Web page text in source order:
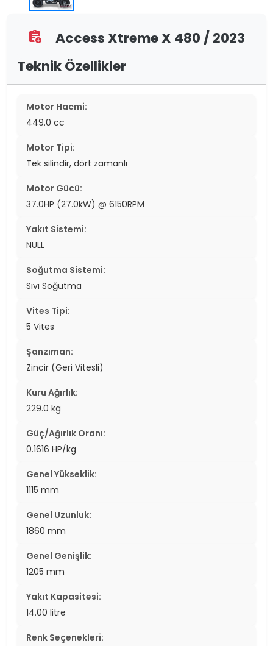
assignment_add
Access Xtreme X 480 / 2023
Teknik Özellikler
Motor Hacmi:
449.0 cc
Motor Tipi:
Tek silindir, dört zamanlı
Motor Gücü:
37.0HP (27.0kW) @ 6150RPM
Yakıt Sistemi:
NULL
Soğutma Sistemi:
Sıvı Soğutma
Vites Tipi:
5 Vites
Şanzıman:
Zincir (Geri Vitesli)
Kuru Ağırlık:
229.0 kg
Güç/Ağırlık Oranı:
0.1616 HP/kg
Genel Yükseklik:
1115 mm
Genel Uzunluk:
1860 mm
Genel Genişlik:
1205 mm
Yakıt Kapasitesi:
14.00 litre
Renk Seçenekleri: